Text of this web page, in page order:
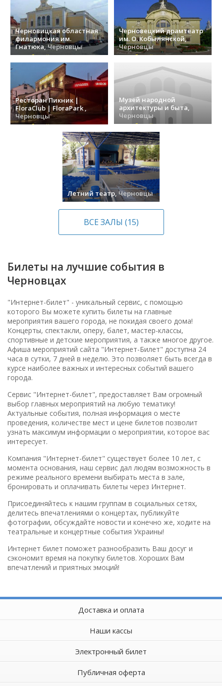
Черновицкая областная
филармония им.
Гнатюка,Черновцы
(7) событий »
Черновецкий драмтеатр
им. О. Кобылянской,
Черновцы
(3) событий »
Ресторан Пикник |
FloraClub | FloraPark ,
Черновцы
(1) событий »
Музей народной
архитектуры и быта,
Черновцы
(1) событий »
Летний театр, Черновцы
(1) событий »
ВСЕ ЗАЛЫ (15)
Билеты на лучшие события в
Черновцах
"Интернет-билет" - уникальный сервис, с помощью
которого Вы можете купить билеты на главные
мероприятия вашего города, не покидая своего дома!
Концерты, спектакли, оперу, балет, мастер-классы,
спортивные и детские мероприятия, а также многое другое.
Афиша мероприятий сайта "Интернет-Билет" доступна 24
часа в сутки, 7 дней в неделю. Это позволяет быть всегда в
курсе наиболее важных и интересных событий вашего
города.
Сервис "Интернет-билет", предоставляет Вам огромный
выбор главных мероприятий на любую тематику!
Актуальные события, полная информация о месте
проведения, количестве мест и цене билетов позволит
узнать максимум информации о мероприятии, которое вас
интересует.
Компания "Интернет-билет" существует более 10 лет, с
момента основания, наш сервис дал людям возможность в
режиме реального времени выбирать места в зале,
бронировать и оплачивать билеты через Интернет.
Присоединяйтесь к нашим группам в социальных сетях,
делитесь впечатлениями о концертах, публикуйте
фотографии, обсуждайте новости и конечно же, ходите на
театральные и концертные события Украины!
Интернет билет поможет разнообразить Ваш досуг и
сэкономит время на покупку билетов. Хороших Вам
впечатлений и приятных эмоций!
Доставка и оплата
Наши кассы
Электронный билет
Публичная оферта